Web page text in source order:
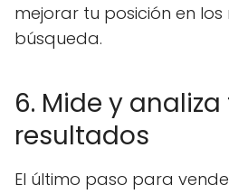
mejorar tu posición en
búsqueda.
6. Mide y
resultados
El último paso para